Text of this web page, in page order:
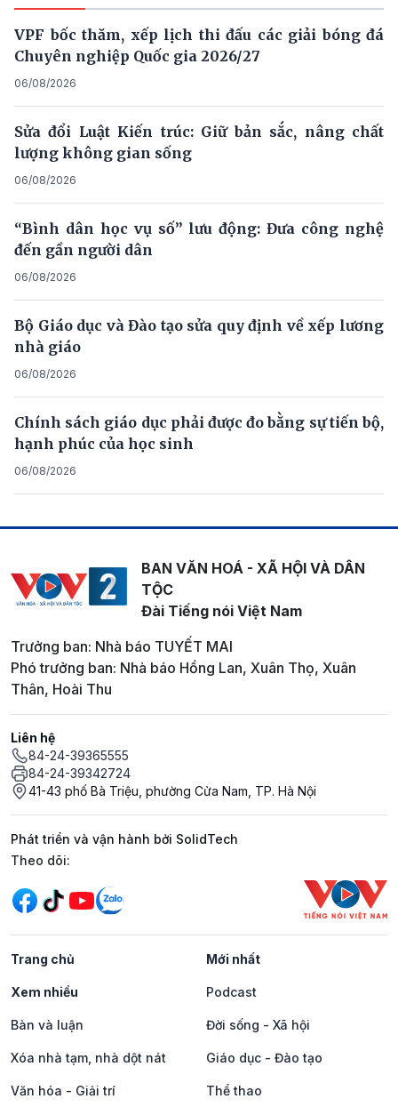
VPF bốc thăm, xếp lịch thi đấu các giải bóng đá
Chuyên nghiệp Quốc gia 2026/27
06/08/2026
Sửa đổi Luật Kiến trúc: Giữ bản sắc, nâng chất
lượng không gian sống
06/08/2026
“Bình dân học vụ số” lưu động: Đưa công nghệ
đến gần người dân
06/08/2026
Bộ Giáo dục và Đào tạo sửa quy định về xếp lương
nhà giáo
06/08/2026
Chính sách giáo dục phải được đo bằng sự tiến bộ,
hạnh phúc của học sinh
06/08/2026
BAN VĂN HOÁ - XÃ HỘI VÀ DÂN
TỘC
Đài Tiếng nói Việt Nam
Trưởng ban: Nhà báo TUYẾT MAI
Phó trưởng ban: Nhà báo Hồng Lan, Xuân Thọ, Xuân
Thân, Hoài Thu
Liên hệ
84-24-39365555
84-24-39342724
41-43 phố Bà Triệu, phường Cửa Nam, TP. Hà Nội
Phát triển và vận hành bởi SolidTech
Mạng xã hội
Theo dõi:
Trang chủ Mới nhất
Xem nhiều Podcast
Bàn và luận Đời sống - Xã hội
Xóa nhà tạm, nhà dột nát Giáo dục - Đào tạo
Văn hóa - Giải trí Thể thao